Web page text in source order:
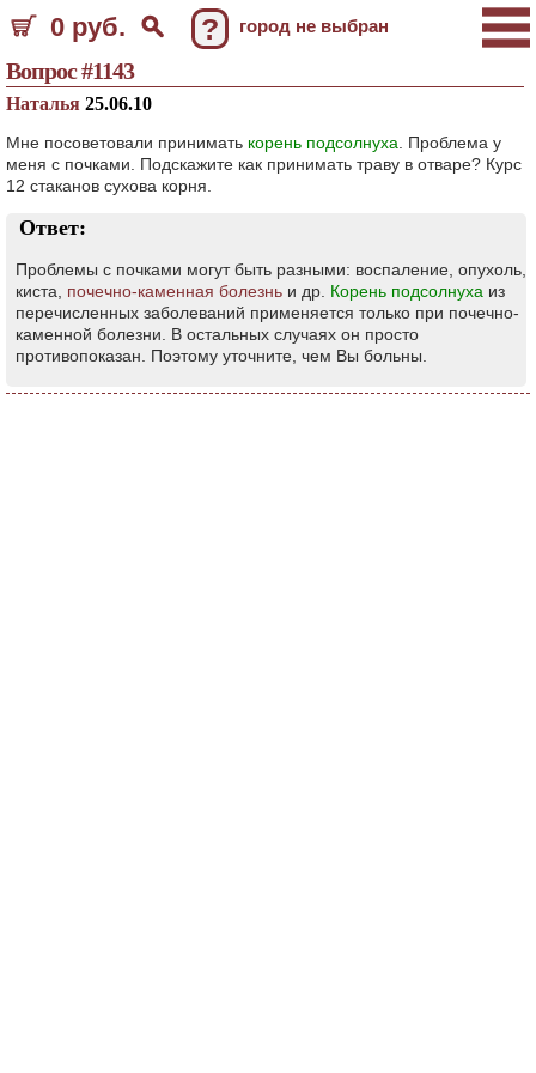
0 руб. ? город не выбран
Вопрос #1143
Наталья 25.06.10
Мне посоветовали принимать корень подсолнуха . Проблема у
меня с почками. Подскажите как принимать траву в отваре? Курс
12 стаканов сухова корня.
Ответ:
Проблемы с почками могут быть разными: воспаление, опухоль,
киста, почечно-каменная болезнь и др. Корень подсолнуха из
перечисленных заболеваний применяется только при почечно-
каменной болезни. В остальных случаях он просто
противопоказан. Поэтому уточните, чем Вы больны.